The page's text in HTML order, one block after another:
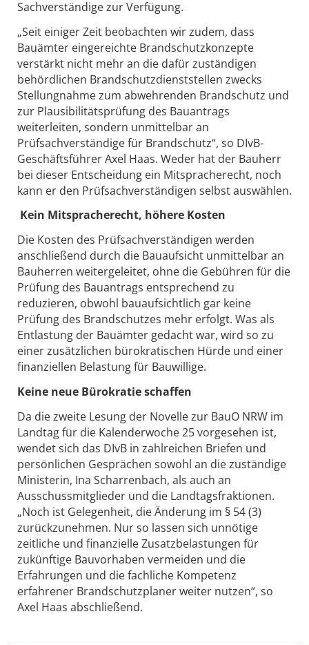
Sachverständige zur Verfügung.
„Seit einiger Zeit beobachten wir zudem, dass
Bauämter eingereichte Brandschutzkonzepte
verstärkt nicht mehr an die dafür zuständigen
behördlichen Brandschutzdienststellen zwecks
Stellungnahme zum abwehrenden Brandschutz und
zur Plausibilitätsprüfung des Bauantrags
weiterleiten, sondern unmittelbar an
Prüfsachverständige für Brandschutz“, so DIvB-
Geschäftsführer Axel Haas. Weder hat der Bauherr
bei dieser Entscheidung ein Mitspracherecht, noch
kann er den Prüfsachverständigen selbst auswählen.
Kein Mitspracherecht, höhere Kosten
Die Kosten des Prüfsachverständigen werden
anschließend durch die Bauaufsicht unmittelbar an
Bauherren weitergeleitet, ohne die Gebühren für die
Prüfung des Bauantrags entsprechend zu
reduzieren, obwohl bauaufsichtlich gar keine
Prüfung des Brandschutzes mehr erfolgt. Was als
Entlastung der Bauämter gedacht war, wird so zu
einer zusätzlichen bürokratischen Hürde und einer
finanziellen Belastung für Bauwillige.
Keine neue Bürokratie schaffen
Da die zweite Lesung der Novelle zur BauO NRW im
Landtag für die Kalenderwoche 25 vorgesehen ist,
wendet sich das DIvB in zahlreichen Briefen und
persönlichen Gesprächen sowohl an die zuständige
Ministerin, Ina Scharrenbach, als auch an
Ausschussmitglieder und die Landtagsfraktionen.
„Noch ist Gelegenheit, die Änderung im § 54 (3)
zurückzunehmen. Nur so lassen sich unnötige
zeitliche und finanzielle Zusatzbelastungen für
zukünftige Bauvorhaben vermeiden und die
Erfahrungen und die fachliche Kompetenz
erfahrener Brandschutzplaner weiter nutzen“, so
Axel Haas abschließend.